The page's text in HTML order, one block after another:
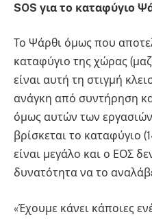
SOS για το καταφύγιο
Το Ψάρθι όμως που
καταφύγιο της χώρας
είναι αυτή τη στιγμή
ανάγκη από συντήρηση
όμως αυτών των
βρίσκεται το καταφύγιο
είναι μεγάλο και ο ΕΟΣ
δυνατότητα να το
«Έχουμε κάνει κάποιες